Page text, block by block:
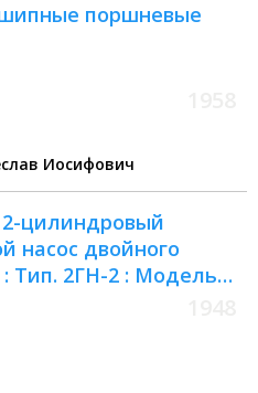
поршневые
Иосифович
2-цилиндровый
насос двойного
: Тип. 2ГН-2 : Модель
насоса :